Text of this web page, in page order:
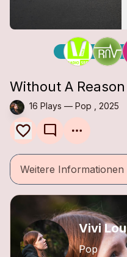
Without A Reason
16 Plays — Pop , 2025
mode_comment
Weitere Informationen
Vivi Lou
Pop